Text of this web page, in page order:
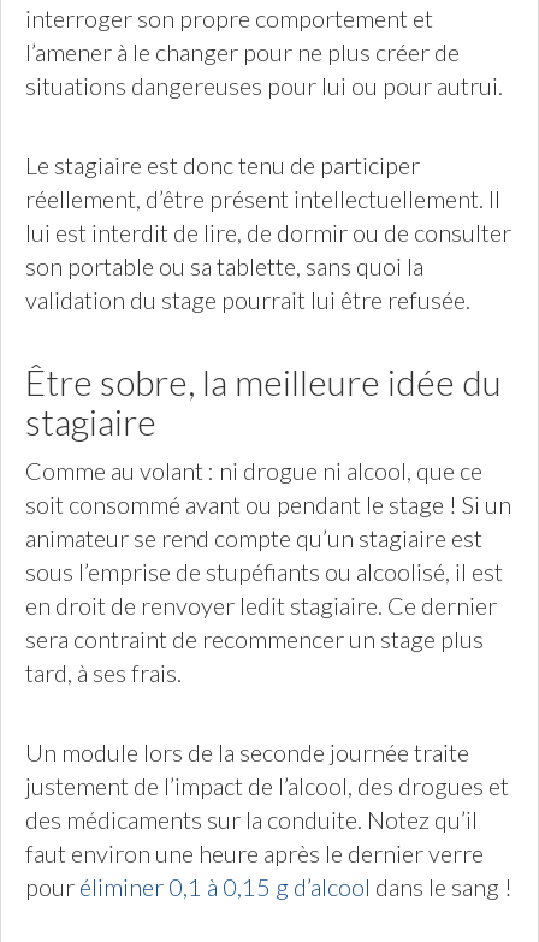
interroger son propre comportement et
l’amener à le changer pour ne plus créer de
situations dangereuses pour lui ou pour autrui.
Le stagiaire est donc tenu de participer
réellement, d’être présent intellectuellement. Il
lui est interdit de lire, de dormir ou de consulter
son portable ou sa tablette, sans quoi la
validation du stage pourrait lui être refusée.
Être sobre, la meilleure idée du
stagiaire
Comme au volant : ni drogue ni alcool, que ce
soit consommé avant ou pendant le stage ! Si un
animateur se rend compte qu’un stagiaire est
sous l’emprise de stupéfiants ou alcoolisé, il est
en droit de renvoyer ledit stagiaire. Ce dernier
sera contraint de recommencer un stage plus
tard, à ses frais.
Un module lors de la seconde journée traite
justement de l’impact de l’alcool, des drogues et
des médicaments sur la conduite. Notez qu’il
faut environ une heure après le dernier verre
pour éliminer 0,1 à 0,15 g d’alcool dans le sang !